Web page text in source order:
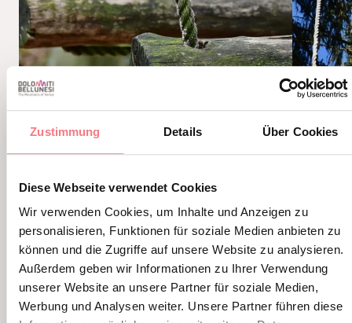
Zustimmung Details Über Cookies
Diese Webseite verwendet Cookies
Wir verwenden Cookies, um Inhalte und Anzeigen zu
personalisieren, Funktionen für soziale Medien anbieten zu
können und die Zugriffe auf unsere Website zu analysieren.
Außerdem geben wir Informationen zu Ihrer Verwendung
unserer Website an unsere Partner für soziale Medien,
Werbung und Analysen weiter. Unsere Partner führen diese